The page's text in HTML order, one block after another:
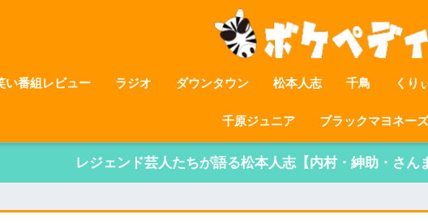
い番組レビュー ラジオ ダウンタウン 松本人志 千鳥 くり
千原ジュニア ブラックマヨネー
レジェンド芸人たちが語る松本人志【内村・紳助・さん